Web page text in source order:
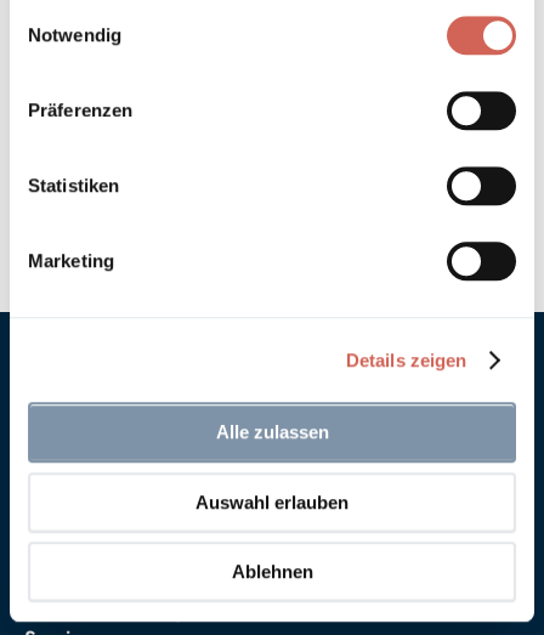
Notwendig
Präferenzen
Statistiken
Marketing
Details zeigen
Alle zulassen
Auswahl erlauben
Ablehnen
Hinweis zur Farbtongenauigkeit
Anna von Mangoldt GmbH & Co. KG
Speckgraben 19